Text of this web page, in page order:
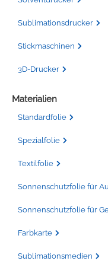
Sublimationsdrucker
Stickmaschinen
3D-Drucker
Materialien
Standardfolie
Spezialfolie
Textilfolie
Sonnenschutzfolie für
Sonnenschutzfolie für
Farbkarte
Sublimationsmedien